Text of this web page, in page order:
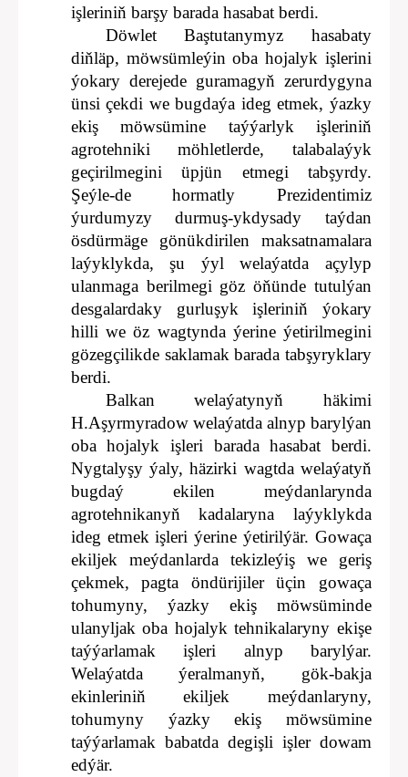
işleriniň barşy barada hasabat berdi.
Döwlet Baştutanymyz hasabaty
diňläp, möwsümleýin oba hojalyk işlerini
ýokary derejede guramagyň zerurdygyna
ünsi çekdi we bugdaýa ideg etmek, ýazky
ekiş möwsümine taýýarlyk işleriniň
agrotehniki möhletlerde, talabalaýyk
geçirilmegini üpjün etmegi tabşyrdy.
Şeýle-de hormatly Prezidentimiz
ýurdumyzy durmuş-ykdysady taýdan
ösdürmäge gönükdirilen maksatnamalara
laýyklykda, şu ýyl welaýatda açylyp
ulanmaga berilmegi göz öňünde tutulýan
desgalardaky gurluşyk işleriniň ýokary
hilli we öz wagtynda ýerine ýetirilmegini
gözegçilikde saklamak barada tabşyryklary
berdi.
Balkan welaýatynyň häkimi
H.Aşyrmyradow welaýatda alnyp barylýan
oba hojalyk işleri barada hasabat berdi.
Nygtalyşy ýaly, häzirki wagtda welaýatyň
bugdaý ekilen meýdanlarynda
agrotehnikanyň kadalaryna laýyklykda
ideg etmek işleri ýerine ýetirilýär. Gowaça
ekiljek meýdanlarda tekizleýiş we geriş
çekmek, pagta öndürijiler üçin gowaça
tohumyny, ýazky ekiş möwsüminde
ulanyljak oba hojalyk tehnikalaryny ekişe
taýýarlamak işleri alnyp barylýar.
Welaýatda ýeralmanyň, gök-bakja
ekinleriniň ekiljek meýdanlaryny,
tohumyny ýazky ekiş möwsümine
taýýarlamak babatda degişli işler dowam
edýär.